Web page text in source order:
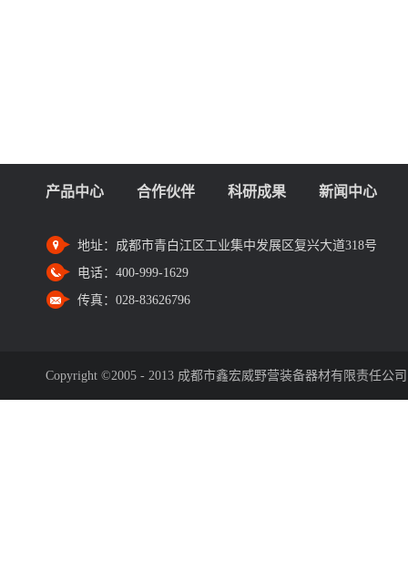
产品中心 合作伙伴 科研成果 新闻中心
地址： 成都市青白江区工业集中发展区复兴大道318号
电话： 400-999-1629
传真： 028-83626796
Copyright ©2005 - 2013 成都市鑫宏威野营装备器材有限责任公司